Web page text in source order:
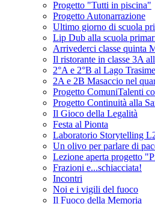
Progetto "Tutti in piscina"
Progetto Autonarrazione
Ultimo giorno di scuola
Lip Dub alla scuola
Arrivederci classe quinta
Il ristorante in classe 3A
2°A e 2°B al Lago
2A e 2B Masaccio nel
Progetto ComuniTalenti
Progetto Continuità alla
Il Gioco della Legalità
Festa al Pionta
Laboratorio Storytelling
Un olivo per parlare di
Lezione aperta progetto
Frazioni e...schiacciata!
Incontri
Noi e i vigili del fuoco
Il Fuoco della Memoria